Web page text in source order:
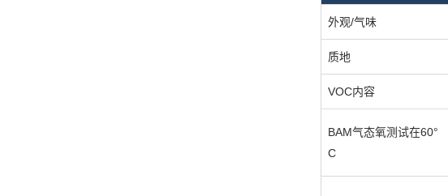
外观/气味
质地
VOC内容
BAM气态氧测试在60°
C